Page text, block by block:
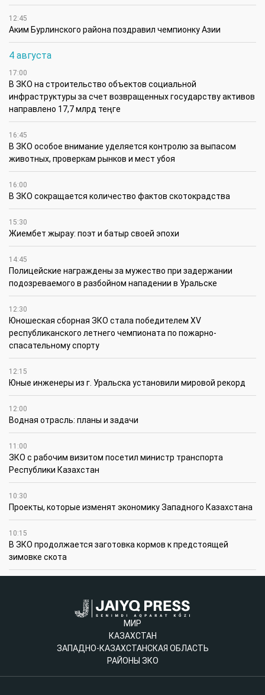
12:45
Аким Бурлинского района поздравил чемпионку Азии
4 августа
17:00
В ЗКО на строительство объектов социальной
инфраструктуры за счет возвращенных государству активов
направлено 17,7 млрд теңге
16:45
В ЗКО особое внимание уделяется контролю за выпасом
животных, проверкам рынков и мест убоя
16:00
В ЗКО сокращается количество фактов скотокрадства
15:30
Жиембет жырау: поэт и батыр своей эпохи
14:45
Полицейские награждены за мужество при задержании
подозреваемого в разбойном нападении в Уральске
12:30
Юношеская сборная ЗКО стала победителем XV
республиканского летнего чемпионата по пожарно-
спасательному спорту
12:15
Юные инженеры из г. Уральска установили мировой рекорд
12:00
Водная отрасль: планы и задачи
11:00
ЗКО с рабочим визитом посетил министр транспорта
Республики Казахстан
10:30
Проекты, которые изменят экономику Западного Казахстана
10:15
В ЗКО продолжается заготовка кормов к предстоящей
зимовке скота
МИР
КАЗАХСТАН
ЗАПАДНО-КАЗАХСТАНСКАЯ ОБЛАСТЬ
РАЙОНЫ ЗКО